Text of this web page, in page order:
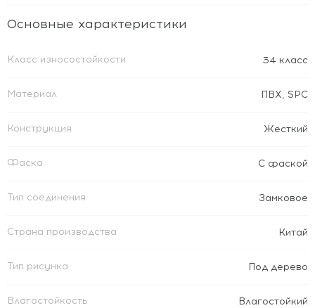
Основные характеристики
Класс износостойкости 34 класс
Материал ПВХ, SPC
Конструкция Жесткий
Фаска С фаской
Тип соединения Замковое
Страна производства Китай
Тип рисунка Под дерево
Влагостойкость Влагостойкий